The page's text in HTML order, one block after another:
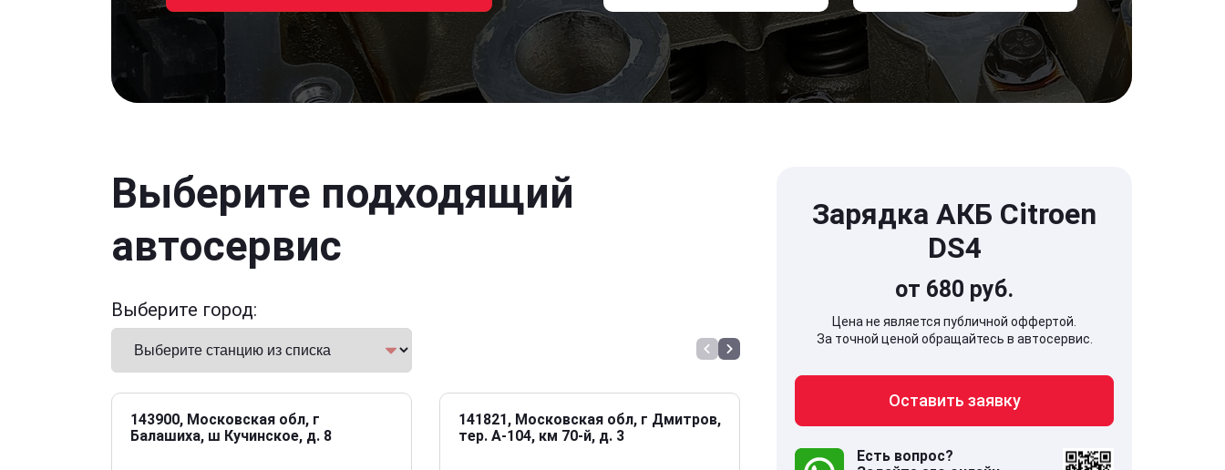
Выберите подходящий
автосервис
Выберите город:
143900, Московская обл, г
Балашиха, ш Кучинское, д. 8
141821, Московская обл, г Дмитров,
тер. А-104, км 70-й, д. 3
141707, Московская обл,
дом 5
Зарядка АКБ Citroen
DS4
от 680 руб.
Цена не является публичной оффертой.
За точной ценой обращайтесь в автосервис.
Оставить заявку
Есть вопрос?